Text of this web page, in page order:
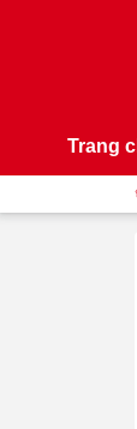
Trang